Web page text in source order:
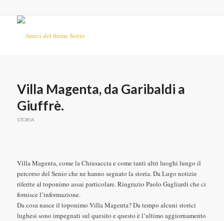
Villa Magenta, da Garibaldi a
Giuffrè.
STORIA
Villa Magenta, come la Chiusaccia e come tanti altri luoghi lungo il
percorso del Senio che ne hanno segnato la storia. Da Lugo notizie
riferite al toponimo assai particolare. Ringrazio Paolo Gagliardi che ci
fornisce l’informazione.
Da cosa nasce il toponimo Villa Magenta? Da tempo alcuni storici
lughesi sono impegnati sul quesito e questo è l’ultimo aggiornamento